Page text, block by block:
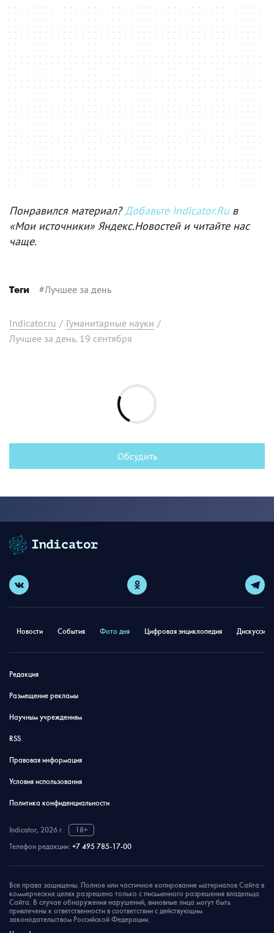
Понравился материал?Добавьте Indicator.Ruв
«Мои источники» Яндекс.Новостей и читайте нас
чаще.
Теги #Лучшее за день
Indicator.ru / Гуманитарные науки /
Лучшее за день. 19 сентября
Обсудить
Новости События Фото дня Цифровая энциклопедия
Редакция
Размещение рекламы
Научным учреждениям
RSS
Правовая информация
Условия использования
Политика конфиденциальности
Indicator, 2026 г.
18+
Телефон редакции: +7 495 785-17-00
Все права защищены. Полное или частичное копирование материалов Сайта в
коммерческих целях разрешено только с письменного разрешения владельца
Сайта. В случае обнаружения нарушений, виновные лица могут быть
привлечены к ответственности в соответствии с действующим
законодательством Российской Федерации.